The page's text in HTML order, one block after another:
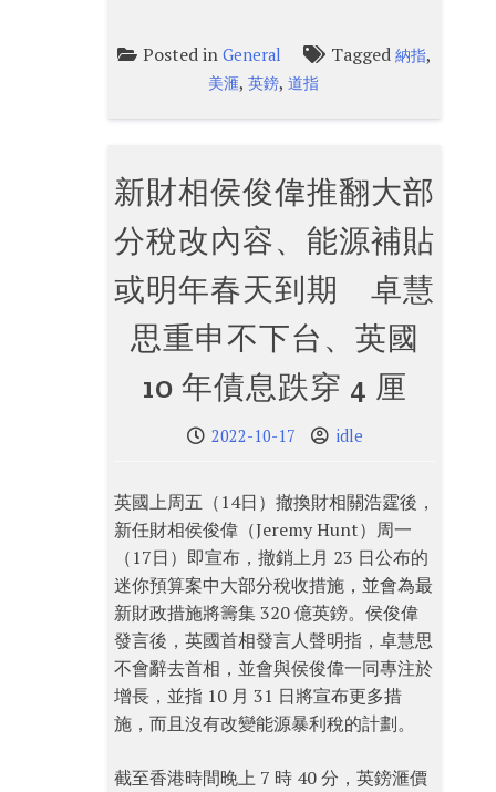
Posted inGeneral Tagged納指,
美滙,英鎊,道指
新財相侯俊偉推翻大部
分稅改內容、能源補貼
或明年春天到期 卓慧
思重申不下台、英國
10 年債息跌穿 4 厘
2022-10-17 idle
英國上周五（14日）撤換財相關浩霆後，
新任財相侯俊偉（Jeremy Hunt）周一
（17日）即宣布，撤銷上月 23 日公布的
迷你預算案中大部分稅收措施，並會為最
新財政措施將籌集 320 億英鎊。侯俊偉
發言後，英國首相發言人聲明指，卓慧思
不會辭去首相，並會與侯俊偉一同專注於
增長，並指 10 月 31 日將宣布更多措
施，而且沒有改變能源暴利稅的計劃。
截至香港時間晚上 7 時 40 分，英鎊滙價